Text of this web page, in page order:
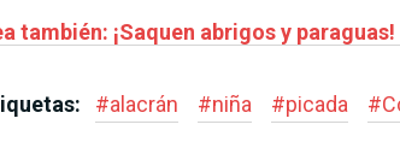
también: ¡Saquen abrigos y
#alacrán #niña #picada #